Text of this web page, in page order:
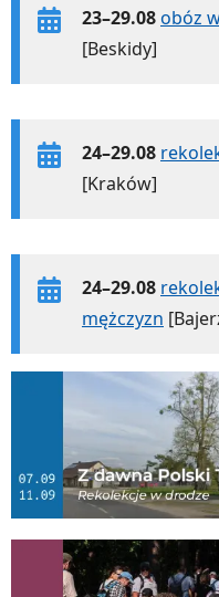
23–29.08obóz
[Beskidy]
24–29.08
[Kraków]
24–29.08
mężczyzn